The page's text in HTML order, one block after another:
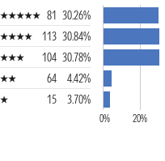
81 30.26%
113 30.84%
104 30.78%
64
4.42%
15
3.70%
0% 20%